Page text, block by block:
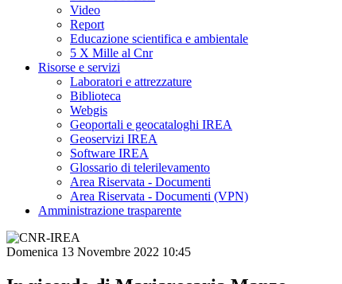
Video
Report
Educazione scientifica e ambientale
5 X Mille al Cnr
Risorse e servizi
Laboratori e attrezzature
Biblioteca
Webgis
Geoportali e geocataloghi IREA
Geoservizi IREA
Software IREA
Glossario di telerilevamento
Area Riservata - Documenti
Area Riservata - Documenti (VPN)
Amministrazione trasparente
Domenica 13 Novembre 2022 10:45